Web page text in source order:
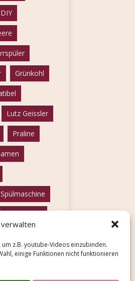
verwalten
z.B. youtube-Videos einzubinden.
einige Funktionen nicht funktionieren
DIY
Grünkohl
Lutz Geissler
Praline
Spülmaschine
vegetarisch